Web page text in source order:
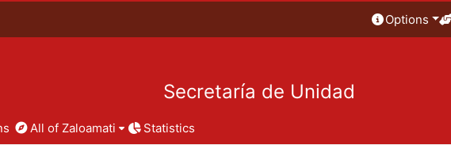
Options
Secretaría de Unidad
All of Zaloamati Statistics